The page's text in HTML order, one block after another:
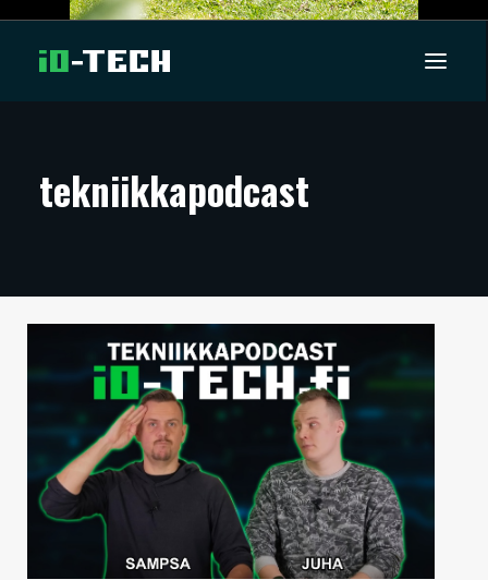
ARTIKKELIT
TECHBBS
KAUPPA
VAIHDA TEEMA
tekniikkapodcast